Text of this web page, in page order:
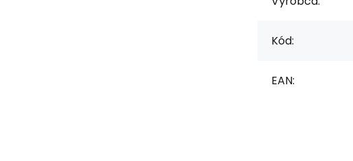
Kód:
EAN: